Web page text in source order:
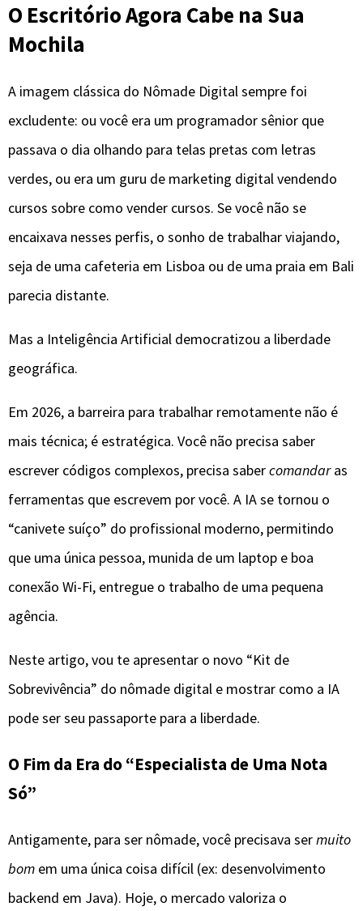
O Escritório Agora Cabe na Sua
Mochila
​A imagem clássica do Nômade Digital sempre foi
excludente: ou você era um programador sênior que
passava o dia olhando para telas pretas com letras
verdes, ou era um guru de marketing digital vendendo
cursos sobre como vender cursos. Se você não se
encaixava nesses perfis, o sonho de trabalhar viajando,
seja de uma cafeteria em Lisboa ou de uma praia em Bali
parecia distante.
​Mas a Inteligência Artificial democratizou a liberdade
geográfica.
​Em 2026, a barreira para trabalhar remotamente não é
mais técnica; é estratégica. Você não precisa saber
escrever códigos complexos, precisa sabercomandaras
ferramentas que escrevem por você. A IA se tornou o
“canivete suíço” do profissional moderno, permitindo
que uma única pessoa, munida de um laptop e boa
conexão Wi-Fi, entregue o trabalho de uma pequena
agência.
​Neste artigo, vou te apresentar o novo “Kit de
Sobrevivência” do nômade digital e mostrar como a IA
pode ser seu passaporte para a liberdade.
​O Fim da Era do “Especialista de Uma Nota
Só”
​Antigamente, para ser nômade, você precisava sermuito
bom em uma única coisa difícil (ex: desenvolvimento
backend em Java). Hoje, o mercado valoriza o